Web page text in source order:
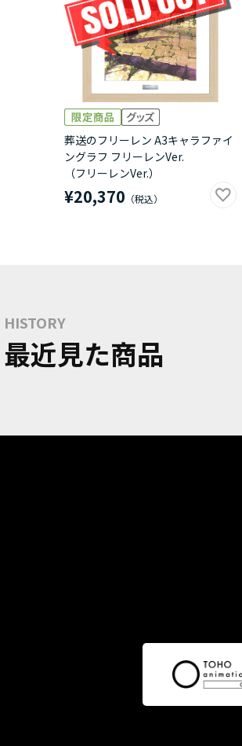
葬送のフリーレン A3キャラファイ
ングラフ フリーレンVer.
（フリーレンVer.）
¥20,370
HISTORY
最近見た商品